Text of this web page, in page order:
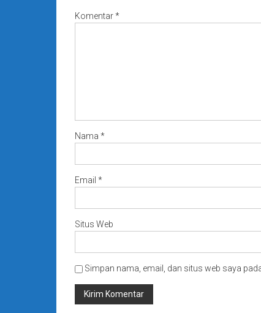
Komentar*
Nama *
Email *
Situs Web
Simpan nama, email, dan situs web saya